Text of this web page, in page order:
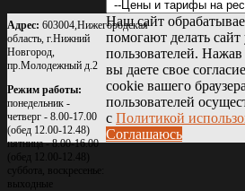
Адрес: 603004,Нижегородская
область, г.Нижний
Новгород,
пр.Молодежный д.2
Режим работы:
понедельник -
четверг - 8.00-17.00
(обед 12.00-12.48)
пятница - 8.00-16.00
(обед 12.00-12.48)
суббота, воскресенье:
выходные
Наш сайт
помогают делать сайт
пользователей.
вы даете свое
cookie вашего
пользователей
сПолитикой
Соглашаюсь